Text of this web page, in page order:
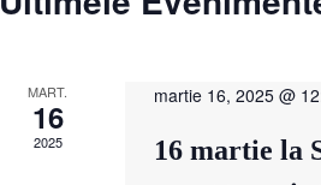
MART.
16
2025
martie 16, 2025 @
16 martie la